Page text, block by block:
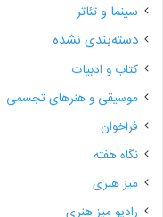
سینما و تئاتر
دسته‌بندی نشده
کتاب و ادبیات
موسیقی و هنرهای تجسمی
فراخوان
نگاه هفته
میز هنری
رادیو میز هنری